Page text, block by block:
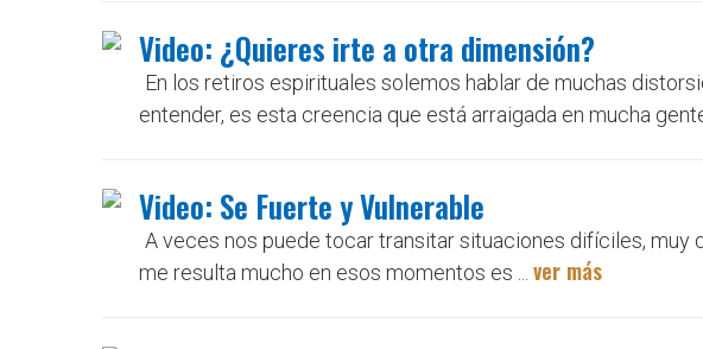
Video: ¿Quieres irte a otra dimensión?
En los retiros espirituales solemos hablar de muchas
entender, es esta creencia que está arraigada en mucha
Video: Se Fuerte y Vulnerable
A veces nos puede tocar transitar situaciones difíciles, muy
me resulta mucho en esos momentos es ... ver más